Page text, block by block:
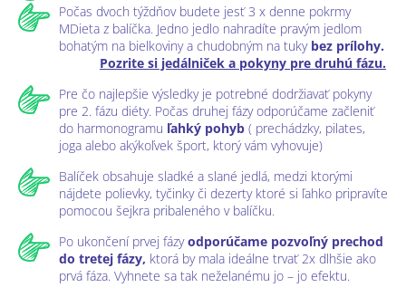
Počas dvoch týždňov budete jesť 3 x denne pokrmy
MDieta z balíčka. Jedno jedlo nahradíte pravým jedlom
bohatým na bielkoviny a chudobným na tuky bez prílohy.
Pozrite si jedálniček a pokyny pre druhú fázu.
Pre čo najlepšie výsledky je potrebné dodržiavať pokyny
pre 2. fázu diéty. Počas druhej fázy odporúčame začleniť
do harmonogramu ľahký pohyb ( prechádzky, pilates,
joga alebo akýkoľvek šport, ktorý vám vyhovuje)
Balíček obsahuje sladké a slané jedlá, medzi ktorými
nájdete polievky, tyčinky či dezerty ktoré si ľahko pripravíte
pomocou šejkra pribaleného v balíčku.
Po ukončení prvej fázyodporúčame pozvoľný prechod
do tretej fázy, ktorá by mala ideálne trvať 2x dlhšie ako
prvá fáza. Vyhnete sa tak neželanému jo – jo efektu.